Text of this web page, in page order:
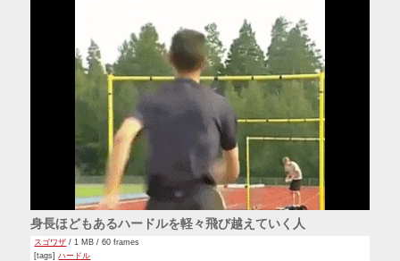
身長ほどもあるハードルを軽々飛び越えていく人
スゴワザ / 1 MB / 60 frames
[tags]ハードル